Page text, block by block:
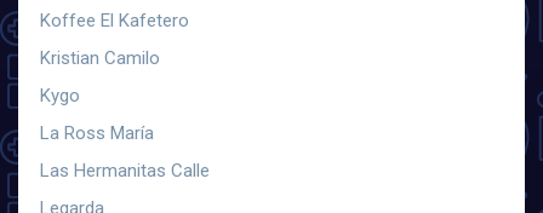
Koffee El Kafetero
Kristian Camilo
Kygo
La Ross María
Las Hermanitas Calle
Legarda